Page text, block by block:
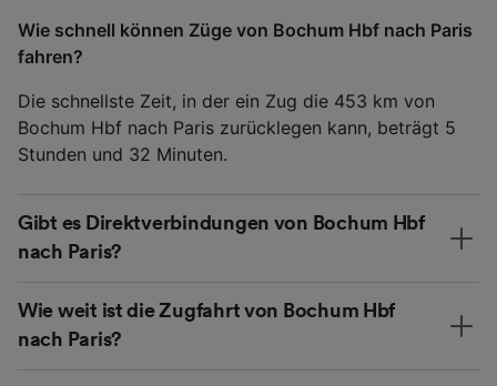
Wie schnell können Züge von Bochum Hbf nach Paris
fahren?
Die schnellste Zeit, in der ein Zug die 453 km von
Bochum Hbf nach Paris zurücklegen kann, beträgt 5
Stunden und 32 Minuten.
Gibt es Direktverbindungen von Bochum Hbf
nach Paris?
Wie weit ist die Zugfahrt von Bochum Hbf
nach Paris?